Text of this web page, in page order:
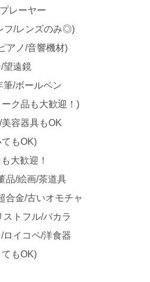
レーヤー
フ/レンズのみ◎)
アノ/音響機材)
望遠鏡
筆/ボールペン
ーク品も大歓迎！)
美容器具もOK
てもOK)
大歓迎！
品/絵画/茶道具
合金/古いオモチャ
ストフル/バカラ
ロイコペ/洋食器
てもOK)